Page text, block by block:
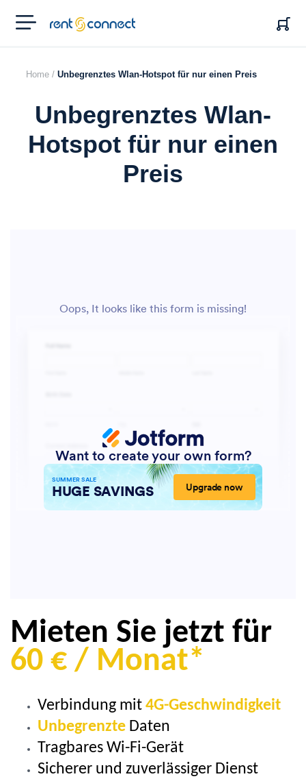
RENT'N
CONNECT
Home / Unbegrenztes Wlan-Hotspot für nur einen Preis
Unbegrenztes Wlan-
Hotspot für nur einen
Preis
Mieten Sie jetzt für
60 € / Monat*
Verbindung mit 4G-Geschwindigkeit
Unbegrenzte Daten
Tragbares Wi-Fi-Gerät
Sicherer und zuverlässiger Dienst